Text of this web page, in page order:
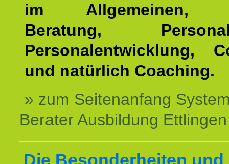
im Allgemeinen,
Beratung,
Personalentwicklung,
und natürlich Coaching.
» zum Seitenanfang
Berater Ausbildung Ettlingen
Die Besonderheiten und